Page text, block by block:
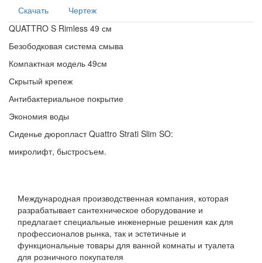
Скачать
Чертеж
QUATTRO S Rimless 49 см
Безободковая система смыва
Компактная модель 49см
Скрытый крепеж
Антибактериальное покрытие
Экономия воды
Сиденье дюропласт Quattro Strati Slim SO:
микролифт, быстросъем.
Международная производственная компания, которая
разрабатывает сантехническое оборудование и
предлагает специальные инженерные решения как для
профессионалов рынка, так и эстетичные и
функциональные товары для ванной комнаты и туалета
для розничного покупателя